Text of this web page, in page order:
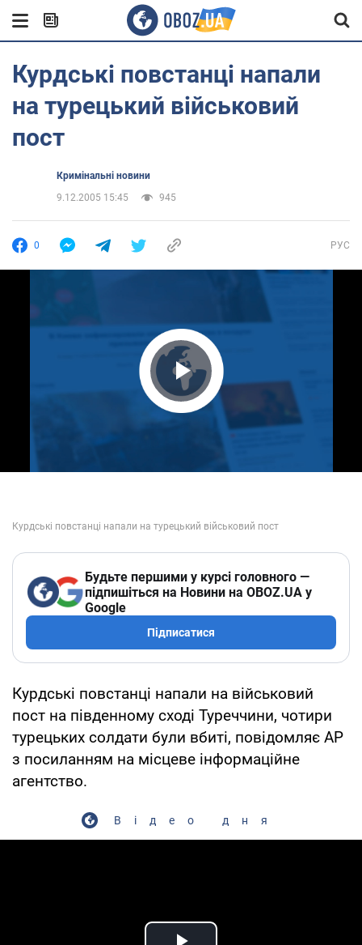
Курдські повстанці напали
на турецький військовий
пост
Кримінальні новини
9.12.2005 15:45
945
0 РУС
Play Video
Будьте першими у курсі головного —
підпишіться на Новини на OBOZ.UA у
Google
Підписатися
Курдські повстанці напали на військовий
пост на південному сході Туреччини, чотири
турецьких солдати були вбиті, повідомляє AP
з посиланням на місцеве інформаційне
агентство.
Відео дня